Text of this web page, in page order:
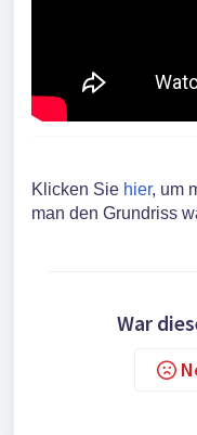
Klicken Sie hier, um
man den Grundriss
War